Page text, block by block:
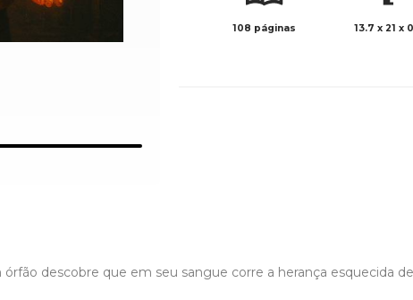
108 páginas 13.7 x 21 x
descobre que em seu sangue corre a herança esquecida